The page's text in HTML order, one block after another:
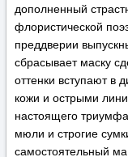
дополненный
флористической
преддверии
сбрасывает маску
оттенки вступают в
кожи и острыми
настоящего
мюли и строгие
самостоятельный